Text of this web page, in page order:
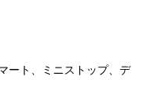
ート、ミニストップ、デ